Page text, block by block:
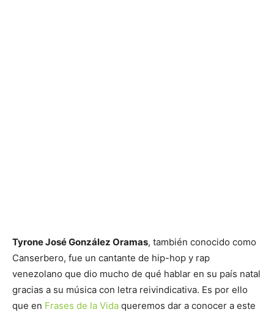
Tyrone José González Oramas, también conocido como
Canserbero, fue un cantante de hip-hop y rap
venezolano que dio mucho de qué hablar en su país natal
gracias a su música con letra reivindicativa. Es por ello
que en Frases de la Vida queremos dar a conocer a este